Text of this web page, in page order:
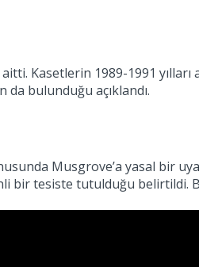
Kasetlerin 1989-1991 yılları
bulunduğu açıklandı.
Musgrove’a yasal bir
bir tesiste tutulduğu belirtildi.